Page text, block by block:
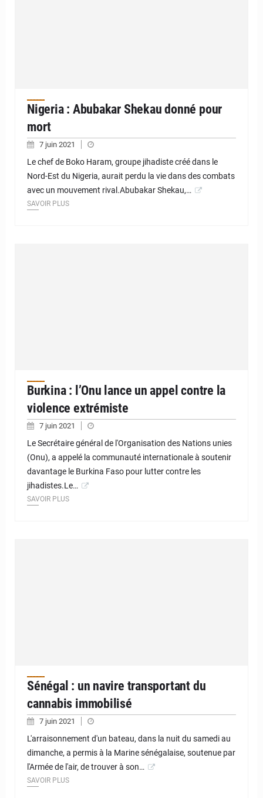
Nigeria : Abubakar Shekau donné pour
mort
7 juin 2021
Le chef de Boko Haram, groupe jihadiste créé dans le
Nord-Est du Nigeria, aurait perdu la vie dans des combats
avec un mouvement rival.Abubakar Shekau,…
SAVOIR PLUS
Burkina : l’Onu lance un appel contre la
violence extrémiste
7 juin 2021
Le Secrétaire général de l'Organisation des Nations unies
(Onu), a appelé la communauté internationale à soutenir
davantage le Burkina Faso pour lutter contre les
jihadistes.Le…
SAVOIR PLUS
Sénégal : un navire transportant du
cannabis immobilisé
7 juin 2021
L'arraisonnement d'un bateau, dans la nuit du samedi au
dimanche, a permis à la Marine sénégalaise, soutenue par
l'Armée de l'air, de trouver à son…
SAVOIR PLUS